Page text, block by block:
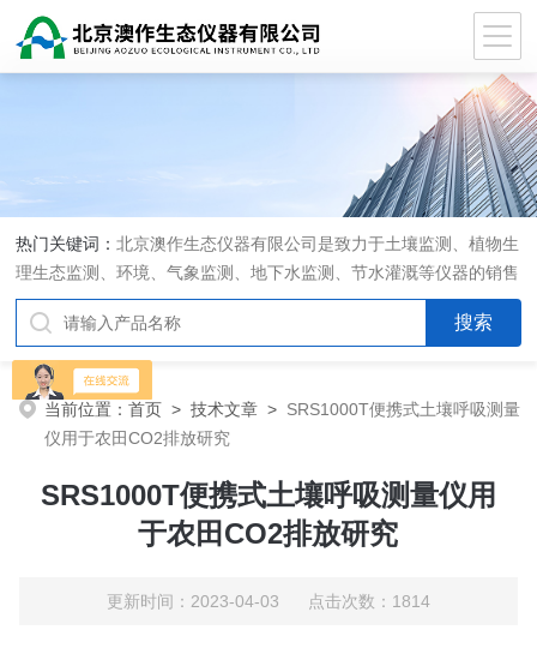
热门关键词：北京澳作生态仪器有限公司是致力于土壤监测、植物生
理生态监测、环境、气象监测、地下水监测、节水灌溉等仪器的销售
和系统集成的专业公司
当前位置：首页 >技术文章 > SRS1000T便携式土壤呼吸测量
仪用于农田CO2排放研究
SRS1000T便携式土壤呼吸测量仪用
于农田CO2排放研究
更新时间：2023-04-03 点击次数：1814